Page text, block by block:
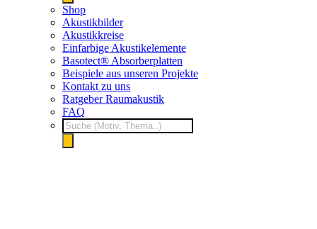
Shop
Akustikbilder
Akustikkreise
Einfarbige Akustikelemente
Basotect® Absorberplatten
Beispiele aus unseren Projekte
Kontakt zu uns
Ratgeber Raumakustik
FAQ
Products
search